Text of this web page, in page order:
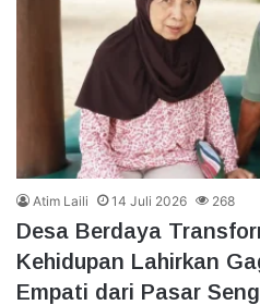
Atim Laili 14 Juli 2026 268
Desa Berdaya
Kehidupan Lahirkan
Empati dari Pasar